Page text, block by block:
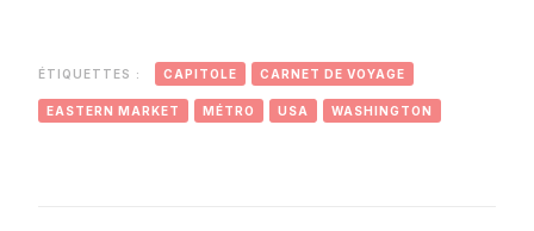
et croiser un
ours.
ÉTIQUETTES : CAPITOLE CARNET DE VOYAGE
EASTERN MARKET MÉTRO USA WASHINGTON